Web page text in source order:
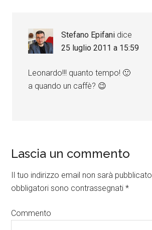
Stefano Epifani dice
25 luglio 2011 a 15:59
Leonardo!!! quanto tempo! 🙂
a quando un caffè? 😉
Lascia un commento
Il tuo indirizzo email non sarà pubblicato.
obbligatori sono contrassegnati*
Commento